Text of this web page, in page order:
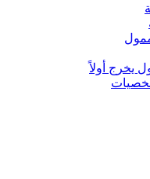
يخرج أولاً